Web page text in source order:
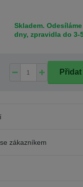
Skladem.
dny, zpravidla do 3-
zákazníkem